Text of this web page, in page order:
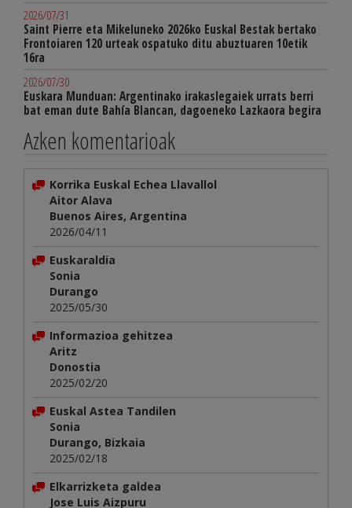
2026/07/31
Saint Pierre eta Mikeluneko 2026ko Euskal Bestak bertako
Frontoiaren 120 urteak ospatuko ditu abuztuaren 10etik
16ra
2026/07/30
Euskara Munduan: Argentinako irakaslegaiek urrats berri
bat eman dute Bahía Blancan, dagoeneko Lazkaora begira
Azken komentarioak
Korrika Euskal Echea Llavallol
Aitor Alava
Buenos Aires, Argentina
2026/04/11
Euskaraldia
Sonia
Durango
2025/05/30
Informazioa gehitzea
Aritz
Donostia
2025/02/20
Euskal Astea Tandilen
Sonia
Durango, Bizkaia
2025/02/18
Elkarrizketa galdea
Jose Luis Aizpuru